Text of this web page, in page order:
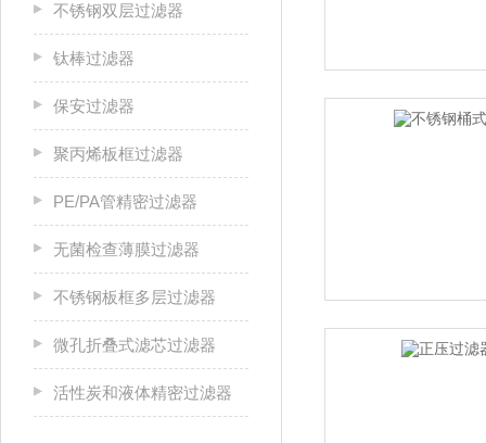
不锈钢双层过滤器
钛棒过滤器
保安过滤器
聚丙烯板框过滤器
PE/PA管精密过滤器
无菌检查薄膜过滤器
不锈钢板框多层过滤器
微孔折叠式滤芯过滤器
活性炭和液体精密过滤器